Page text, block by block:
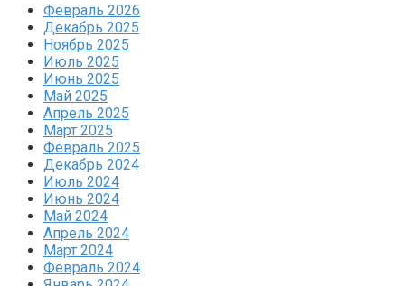
Февраль 2026
Декабрь 2025
Ноябрь 2025
Июль 2025
Июнь 2025
Май 2025
Апрель 2025
Март 2025
Февраль 2025
Декабрь 2024
Июль 2024
Июнь 2024
Май 2024
Апрель 2024
Март 2024
Февраль 2024